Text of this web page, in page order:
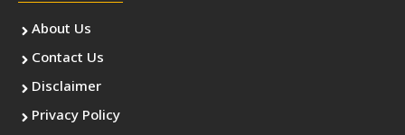
About Us
Contact Us
Disclaimer
Privacy Policy